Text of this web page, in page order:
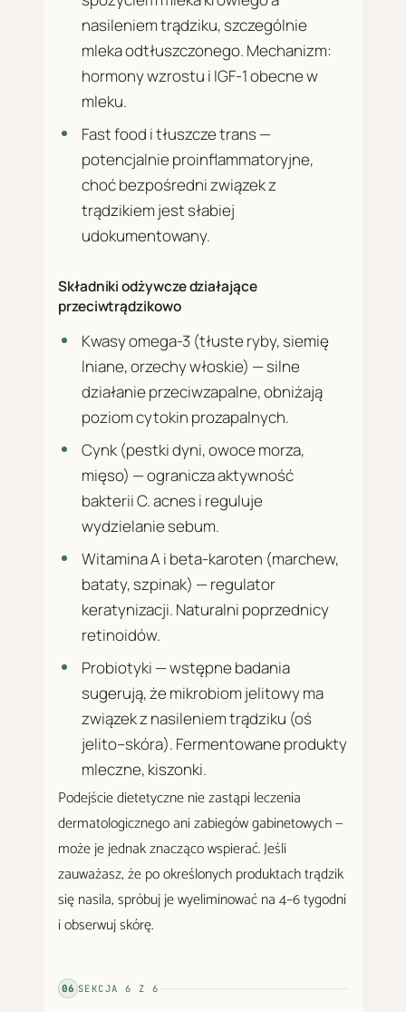
nasileniem trądziku, szczególnie
mleka odtłuszczonego. Mechanizm:
hormony wzrostu i IGF-1 obecne w
mleku.
Fast food i tłuszcze trans —
potencjalnie proinflammatoryjne,
choć bezpośredni związek z
trądzikiem jest słabiej
udokumentowany.
Składniki odżywcze działające
przeciwtrądzikowo
Kwasy omega-3 (tłuste ryby, siemię
lniane, orzechy włoskie) — silne
działanie przeciwzapalne, obniżają
poziom cytokin prozapalnych.
Cynk (pestki dyni, owoce morza,
mięso) — ogranicza aktywność
bakterii C. acnes i reguluje
wydzielanie sebum.
Witamina A i beta-karoten (marchew,
bataty, szpinak) — regulator
keratynizacji. Naturalni poprzednicy
retinoidów.
Probiotyki — wstępne badania
sugerują, że mikrobiom jelitowy ma
związek z nasileniem trądziku (oś
jelito–skóra). Fermentowane produkty
mleczne, kiszonki.
Podejście dietetyczne nie zastąpi leczenia
dermatologicznego ani zabiegów gabinetowych —
może je jednak znacząco wspierać. Jeśli
zauważasz, że po określonych produktach trądzik
się nasila, spróbuj je wyeliminować na 4–6 tygodni
i obserwuj skórę.
06 SEKCJA6 Z6